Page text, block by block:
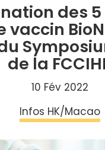
des 5
vaccin
de la
10 Fév 2022
Infos HK/Macao